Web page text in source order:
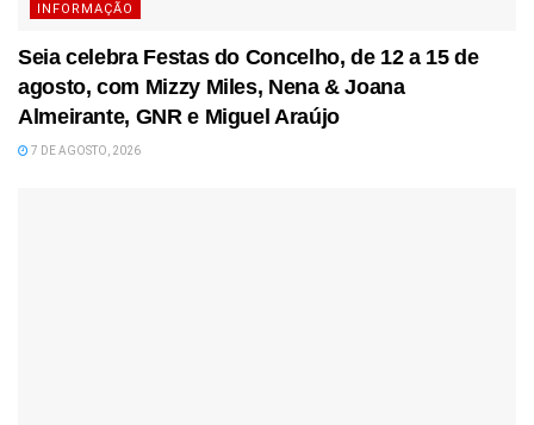
INFORMAÇÃO
Seia celebra Festas do Concelho, de 12 a 15 de
agosto, com Mizzy Miles, Nena & Joana
Almeirante, GNR e Miguel Araújo
7 DE AGOSTO, 2026